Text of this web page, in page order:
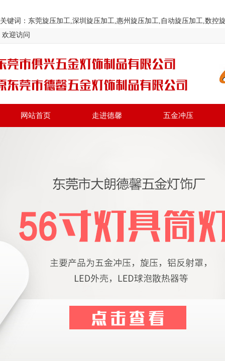
关键词：东莞旋压加工,深圳旋压加工,惠州旋压加工,自动旋压加工,数控
欢迎访问
网站首页 走进德馨 五金冲压